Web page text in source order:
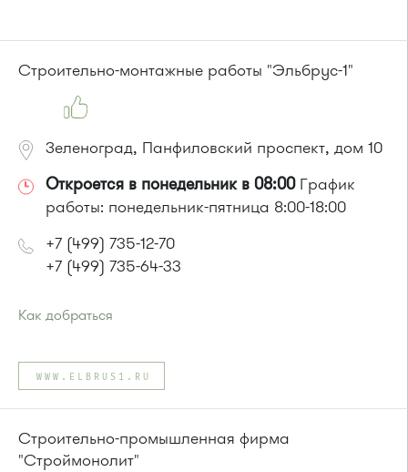
Маршрутка № 419м, 720м, 903
или до остановки"Водоканал"
Автобусы № 1, 2, 7.
Маршрутка № 419м, 720м, 903
Строительно-монтажные работы "Эльбрус-1"
Зеленоград, Панфиловский проспект, дом 10
Откроется в понедельник в 08:00График
работы: понедельник-пятница 8:00-18:00
+7 (499) 735-12-70
+7 (499) 735-64-33
Как добраться
Автобусы № 45, 312, 377, 390, 476, 493 .
Маршрутка № 127, 128, 312, 377, 390, 431м, 476
или до остановки"Березка":
WWW.ELBRUS1.RU
Строительно-промышленная фирма
"Строймонолит"